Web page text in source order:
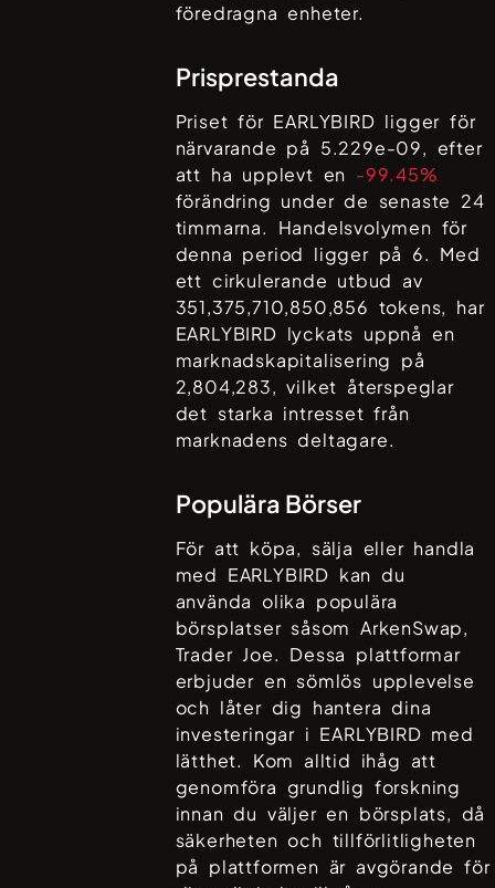
föredragna enheter.
Prisprestanda
Priset för EARLYBIRD ligger för
närvarande på 5.229e-09, efter
att ha upplevt en -99.45%
förändring under de senaste 24
timmarna. Handelsvolymen för
denna period ligger på 6. Med
ett cirkulerande utbud av
351,375,710,850,856 tokens, har
EARLYBIRD lyckats uppnå en
marknadskapitalisering på
2,804,283, vilket återspeglar
det starka intresset från
marknadens deltagare.
Populära Börser
För att köpa, sälja eller handla
med EARLYBIRD kan du
använda olika populära
börsplatser såsomArkenSwap,
Trader Joe. Dessa plattformar
erbjuder en sömlös upplevelse
och låter dig hantera dina
investeringar i EARLYBIRD med
lätthet. Kom alltid ihåg att
genomföra grundlig forskning
innan du väljer en börsplats, då
säkerheten och tillförlitligheten
på plattformen är avgörande för